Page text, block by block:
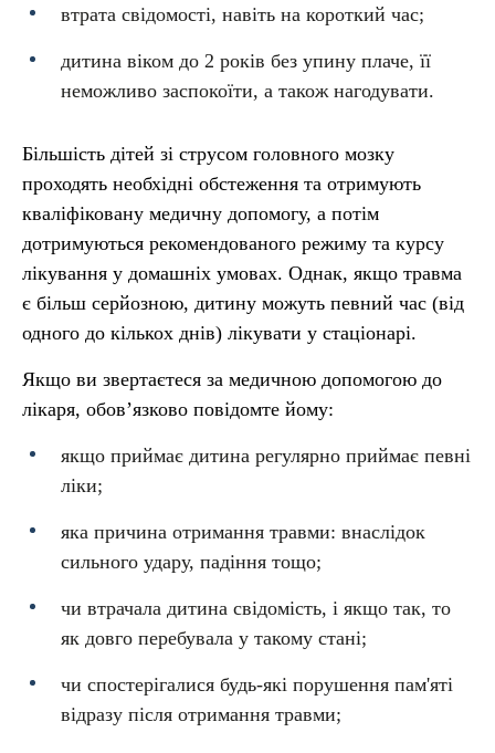
втрата свідомості, навіть на короткий час;
дитина віком до 2 років без упину плаче, її
неможливо заспокоїти, а також нагодувати.
Більшість дітей зі струсом головного мозку
проходять необхідні обстеження та отримують
кваліфіковану медичну допомогу, а потім
дотримуються рекомендованого режиму та курсу
лікування у домашніх умовах. Однак, якщо травма
є більш серйозною, дитину можуть певний час (від
одного до кількох днів) лікувати у стаціонарі.
Якщо ви звертаєтеся за медичною допомогою до
лікаря, обов’язково повідомте йому:
якщо приймає дитина регулярно приймає певні
ліки;
яка причина отримання травми: внаслідок
сильного удару, падіння тощо;
чи втрачала дитина свідомість, і якщо так, то
як довго перебувала у такому стані;
чи спостерігалися будь-які порушення пам'яті
відразу після отримання травми;